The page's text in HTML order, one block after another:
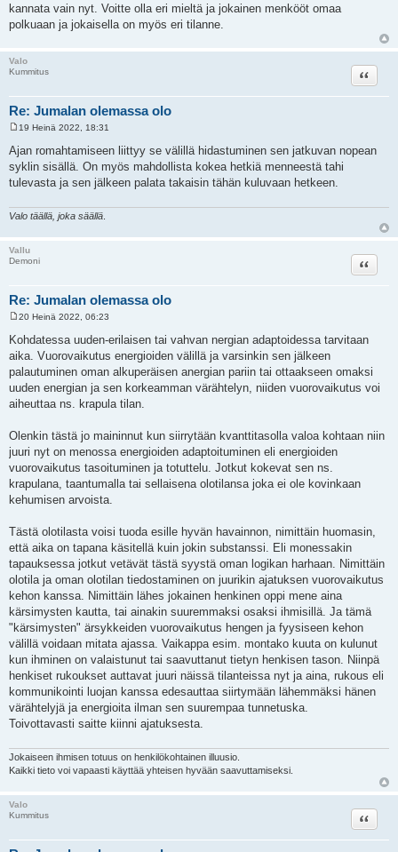
kannata vain nyt. Voitte olla eri mieltä ja jokainen menkööt omaa
polkuaan ja jokaisella on myös eri tilanne.
Valo
Kummitus
Re: Jumalan olemassa olo
Lainaa
e
s
t
i
19 Heinä 2022, 18:31
Ajan romahtamiseen liittyy se välillä hidastuminen sen jatkuvan nopean
syklin sisällä. On myös mahdollista kokea hetkiä menneestä tahi
tulevasta ja sen jälkeen palata takaisin tähän kuluvaan hetkeen.
Valo täällä, joka säällä
Vallu
Demoni
Re: Jumalan olemassa olo
Lainaa
i
e
s
t
i
20 Heinä 2022, 06:23
Kohdatessa uuden-erilaisen tai vahvan nergian adaptoidessa tarvitaan
aika. Vuorovaikutus energioiden välillä ja varsinkin sen jälkeen
palautuminen oman alkuperäisen anergian pariin tai ottaakseen omaksi
uuden energian ja sen korkeamman värähtelyn, niiden vuorovaikutus voi
aiheuttaa ns. krapula tilan.
Olenkin tästä jo maininnut kun siirrytään kvanttitasolla valoa kohtaan niin
juuri nyt on menossa energioiden adaptoituminen eli energioiden
vuorovaikutus tasoituminen ja totuttelu. Jotkut kokevat sen ns.
krapulana, taantumalla tai sellaisena olotilansa joka ei ole kovinkaan
kehumisen arvoista.
Tästä olotilasta voisi tuoda esille hyvän havainnon, nimittäin huomasin,
että aika on tapana käsitellä kuin jokin substanssi. Eli monessakin
tapauksessa jotkut vetävät tästä syystä oman logikan harhaan. Nimittäin
olotila ja oman olotilan tiedostaminen on juurikin ajatuksen vuorovaikutus
kehon kanssa. Nimittäin lähes jokainen henkinen oppi mene aina
kärsimysten kautta, tai ainakin suuremmaksi osaksi ihmisillä. Ja tämä
"kärsimysten" ärsykkeiden vuorovaikutus hengen ja fyysiseen kehon
välillä voidaan mitata ajassa. Vaikappa esim. montako kuuta on kulunut
kun ihminen on valaistunut tai saavuttanut tietyn henkisen tason. Niinpä
henkiset rukoukset auttavat juuri näissä tilanteissa nyt ja aina, rukous eli
kommunikointi luojan kanssa edesauttaa siirtymään lähemmäksi hänen
värähtelyjä ja energioita ilman sen suurempaa tunnetuska.
Toivottavasti saitte kiinni ajatuksesta.
Jokaiseen ihmisen totuus on henkilökohtainen illuusio.
Kaikki tieto voi vapaasti käyttää yhteisen hyvään saavuttamiseksi.
Valo
Kummitus
Lainaa